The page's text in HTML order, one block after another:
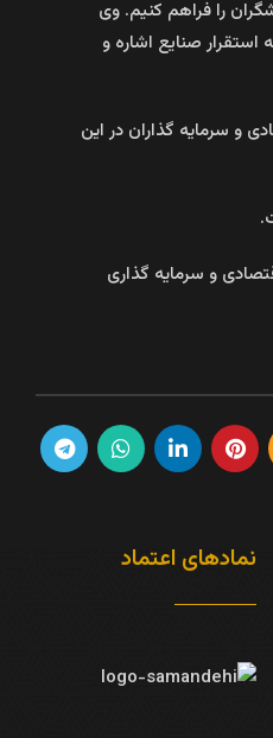
را فراهم کنیم. وی
صنایع اشاره و
و سرمایه گذاران در این
و سرمایه گذاری
نمادهای اعتماد